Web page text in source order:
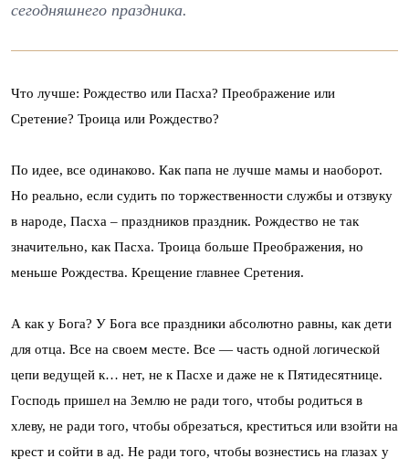
сегодняшнего праздника.
Что лучше: Рождество или Пасха? Преображение или
Сретение? Троица или Рождество?
По идее, все одинаково. Как папа не лучше мамы и наоборот.
Но реально, если судить по торжественности службы и отзвуку
в народе, Пасха – праздников праздник. Рождество не так
значительно, как Пасха. Троица больше Преображения, но
меньше Рождества. Крещение главнее Сретения.
А как у Бога? У Бога все праздники абсолютно равны, как дети
для отца. Все на своем месте. Все — часть одной логической
цепи ведущей к… нет, не к Пасхе и даже не к Пятидесятнице.
Господь пришел на Землю не ради того, чтобы родиться в
хлеву, не ради того, чтобы обрезаться, креститься или взойти на
крест и сойти в ад. Не ради того, чтобы вознестись на глазах у